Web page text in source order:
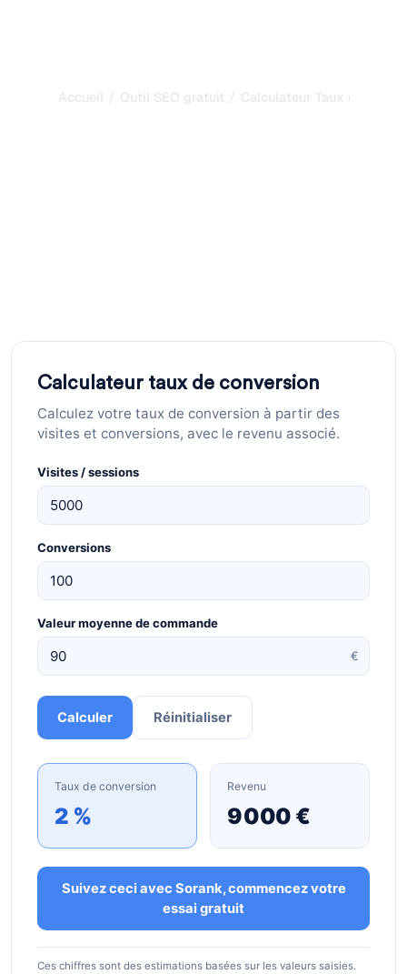
Accueil / Outil SEO gratuit / Calculateur Taux de
Calculateur taux de conversion
Calculez votre taux de conversion à partir des
visites et conversions, avec le revenu associé.
Visites / sessions
Conversions
Valeur moyenne de commande
€
Calculer Réinitialiser
Taux de conversion
2 %
Revenu
9 000 €
Suivez ceci avec Sorank, commencez votre
essai gratuit
Ces chiffres sont des estimations basées sur les valeurs saisies.